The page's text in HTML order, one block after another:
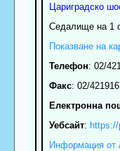
Цариградско
Седалище на 1
Показване на
Телефон: 02/
Факс: 02/
Електронна
Уебсайт:
Информация от